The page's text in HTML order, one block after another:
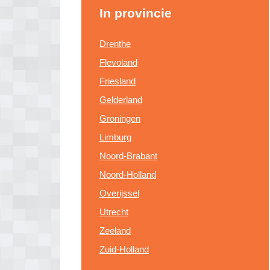
In provincie
Drenthe
Flevoland
Friesland
Gelderland
Groningen
Limburg
Noord-Brabant
Noord-Holland
Overijssel
Utrecht
Zeeland
Zuid-Holland